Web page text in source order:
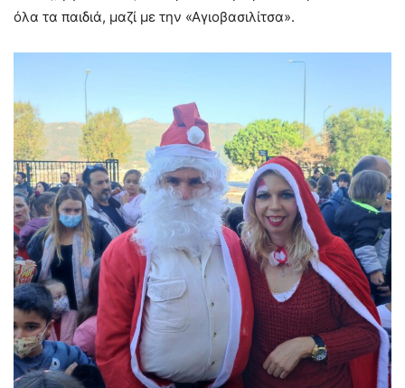
όλα τα παιδιά, μαζί με την «Αγιοβασιλίτσα».